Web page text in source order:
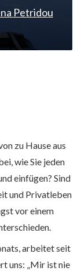
Petridou
zu Hause aus
wie Sie jeden
einfügen? Sind
und Privatleben
vor einem
arbeitet seit
uns: „Mir ist nie